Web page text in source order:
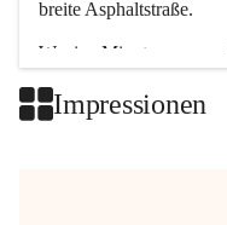
breite Asphaltstraße.
Wenige Minuten nur,
Impressionen